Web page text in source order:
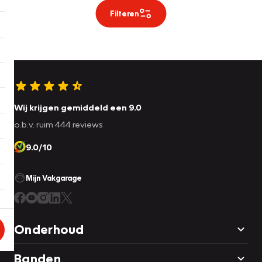
Filteren
Wij krijgen gemiddeld een 9.0
o.b.v. ruim 444 reviews
9.0/10
Mijn Vakgarage
Onderhoud
Banden